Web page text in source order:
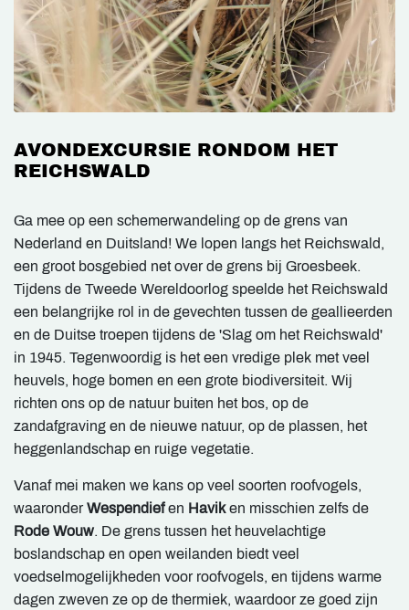
AVONDEXCURSIE RONDOM HET
REICHSWALD
Ga mee op een schemerwandeling op de grens van
Nederland en Duitsland! We lopen langs het Reichswald,
een groot bosgebied net over de grens bij Groesbeek.
Tijdens de Tweede Wereldoorlog speelde het Reichswald
een belangrijke rol in de gevechten tussen de geallieerden
en de Duitse troepen tijdens de 'Slag om het Reichswald'
in 1945. Tegenwoordig is het een vredige plek met veel
heuvels, hoge bomen en een grote biodiversiteit. Wij
richten ons op de natuur buiten het bos, op de
zandafgraving en de nieuwe natuur, op de plassen, het
heggenlandschap en ruige vegetatie.
Vanaf mei maken we kans op veel soorten roofvogels,
waaronderWespendiefen Haviken misschien zelfs de
Rode Wouw. De grens tussen het heuvelachtige
boslandschap en open weilanden biedt veel
voedselmogelijkheden voor roofvogels, en tijdens warme
dagen zweven ze op de thermiek, waardoor ze goed zijn